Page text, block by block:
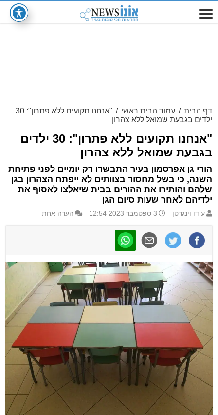
דף הבית / עמוד הבית ראשי /
"אנחנו תקועים ללא פתרון": 30
ילדים בגבעת שמואל ללא צהרון
"אנחנו תקועים ללא פתרון": 30 ילדים
בגבעת שמואל ללא צהרון
הורי גן אפרסמון בעיר התבשרו רק יומיים לפני פתיחת
השנה, כי בשל מחסור בצוותים לא ייפתח הצהרון בגן
שלהם והותירו את ההורים בבית שיאלצו לאסוף את
ילדיהם לאחר שעות סיום הגן
עידו וינגרטן 3 ספטמבר 2023 12:54 הערה אחת